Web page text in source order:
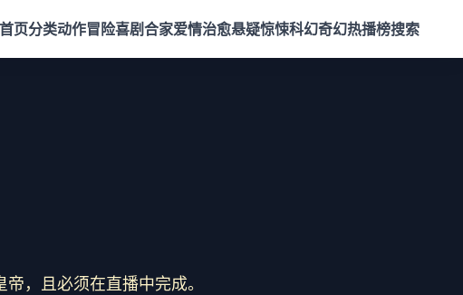
首页分类动作冒险喜剧合家爱情治愈悬疑惊悚科幻奇幻热播榜搜索
，且必须在直播中完成。